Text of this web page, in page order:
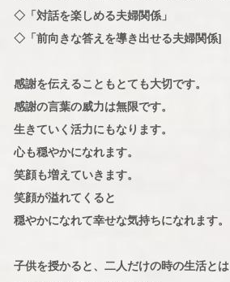
◇「対話を楽しめる夫婦関係」
◇「前向きな答えを導き出せる夫婦関係]
感謝を伝えることもとても大切です。
感謝の言葉の威力は無限です。
生きていく活力にもなります。
心も穏やかになれます。
笑顔も増えていきます。
笑顔が溢れてくると
穏やかになれて幸せな気持ちになれます。
子供を授かると、二人だけの時の生活とは